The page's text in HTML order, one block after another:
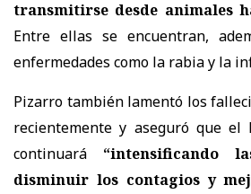
transmitirse desde animales
Entre ellas se encuentran,
enfermedades como la rabia y la
Pizarro también lamentó los
recientemente y aseguró que el
continuará “intensificando
disminuir los contagios y